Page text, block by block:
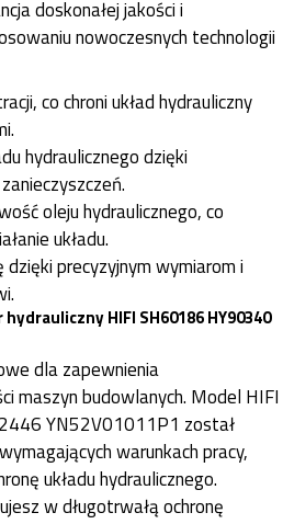
doskonałej jakości i
nowoczesnych technologii
co chroni układ hydrauliczny
hydraulicznego dzięki
oleju hydraulicznego, co
układu.
precyzyjnym wymiarom i
HIFI SH60186 HY90340
dla zapewnienia
maszyn budowlanych. Model HIFI
YN52V01011P1 został
warunkach pracy,
układu hydraulicznego.
w długotrwałą ochronę